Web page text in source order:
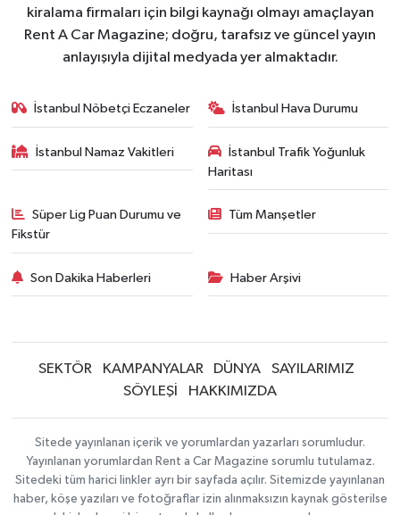
kiralama firmaları için bilgi kaynağı olmayı amaçlayan
Rent A Car Magazine; doğru, tarafsız ve güncel yayın
anlayışıyla dijital medyada yer almaktadır.
İstanbul Nöbetçi Eczaneler İstanbul Hava Durumu
İstanbul Namaz Vakitleri
İstanbul Trafik Yoğunluk
Haritası
Süper Lig Puan Durumu ve
Fikstür
Tüm Manşetler
Son Dakika Haberleri Haber Arşivi
SEKTÖR KAMPANYALAR DÜNYA
SAYILARIMIZ
SÖYLEŞİ
HAKKIMIZDA
Sitede yayınlanan içerik ve yorumlardan yazarları sorumludur.
Yayınlanan yorumlardan Rent a Car Magazine sorumlu tutulamaz.
Sitedeki tüm harici linkler ayrı bir sayfada açılır. Sitemizde yayınlanan
haber, köşe yazıları ve fotoğraflar izin alınmaksızın kaynak gösterilse